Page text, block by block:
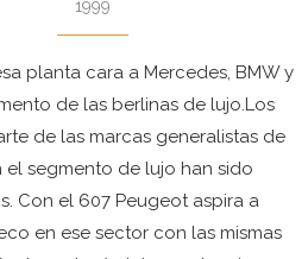
1999
planta cara a Mercedes, BMW y
de las berlinas de lujo.Los
de las marcas generalistas de
el segmento de lujo han sido
Con el 607 Peugeot aspira a
en ese sector con las mismas